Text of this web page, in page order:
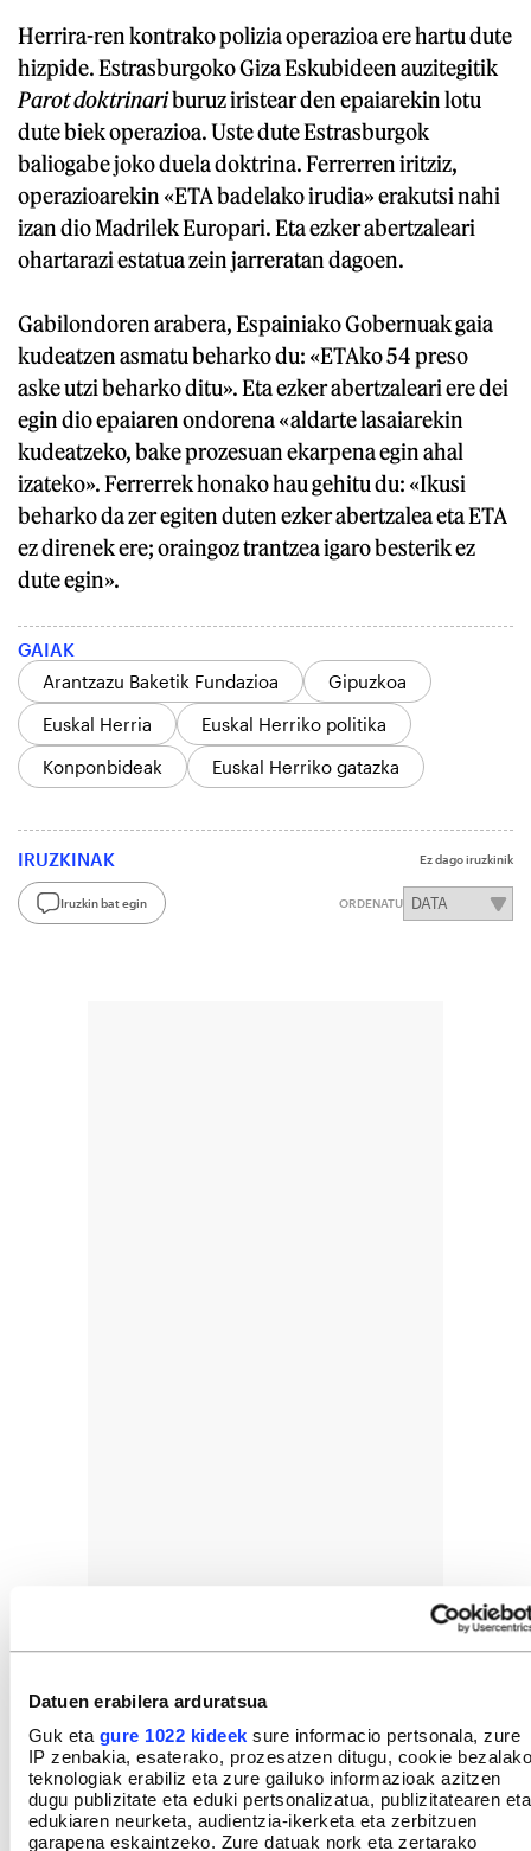
Datuen erabilera arduratsua
Guk eta gure 1022 kideek sure informacio pertsonala, zure
IP zenbakia, esaterako, prozesatzen ditugu, cookie bezalako
teknologiak erabiliz eta zure gailuko informazioak azitzen
dugu publizitate eta eduki pertsonalizatua, publizitatearen eta
edukiaren neurketa, audientzia-ikerketa eta zerbitzuen
garapena eskaintzeko. Zure datuak nork eta zertarako
Herrira-ren kontrako polizia operazioa ere hartu dute
hizpide. Estrasburgoko Giza Eskubideen auzitegitik
Parot doktrinariburuz iristear den epaiarekin lotu
dute biek operazioa. Uste dute Estrasburgok
baliogabe joko duela doktrina. Ferrerren iritziz,
operazioarekin «ETA badelako irudia» erakutsi nahi
izan dio Madrilek Europari. Eta ezker abertzaleari
ohartarazi estatua zein jarreratan dagoen.
Gabilondoren arabera, Espainiako Gobernuak gaia
kudeatzen asmatu beharko du: «ETAko 54 preso
aske utzi beharko ditu». Eta ezker abertzaleari ere dei
egin dio epaiaren ondorena «aldarte lasaiarekin
kudeatzeko, bake prozesuan ekarpena egin ahal
izateko». Ferrerrek honako hau gehitu du: «Ikusi
beharko da zer egiten duten ezker abertzalea eta ETA
ez direnek ere; oraingoz trantzea igaro besterik ez
dute egin».
GAIAK
Arantzazu Baketik Fundazioa
Gipuzkoa
Euskal Herria
Euskal Herriko politika
Konponbideak
Euskal Herriko gatazka
IRUZKINAK Ez dago iruzkinik
Iruzkin bat egin ORDENATU
GEHIEN IRAKURRIAK